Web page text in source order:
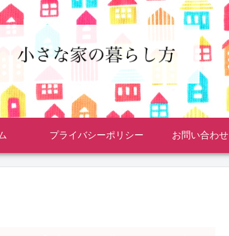
プライバシーポリシー お問い合わせ